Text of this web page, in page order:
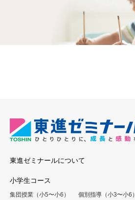
東進ゼミナールについて
小学生コース
集団授業（小5〜小6）
個別指導（小3〜小6）